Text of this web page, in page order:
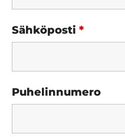
Sähköposti *
Puhelinnumero